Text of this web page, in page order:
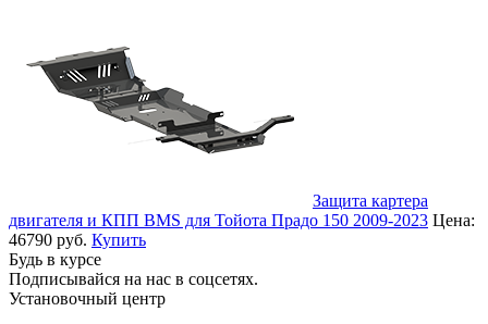
Защита картера
двигателя и КПП BMS для Тойота Прадо 150 2009-2023 Цена:
46790 руб. Купить
Будь в курсе
Подписывайся на нас в соцсетях.
Установочный центр